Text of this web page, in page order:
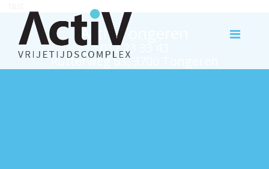
Activ Tongeren
012 23 33 43
Rutterweg 63, 3700 Tongeren